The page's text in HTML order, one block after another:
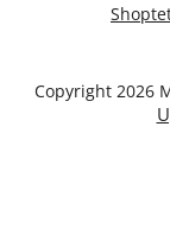
Copyright 2026